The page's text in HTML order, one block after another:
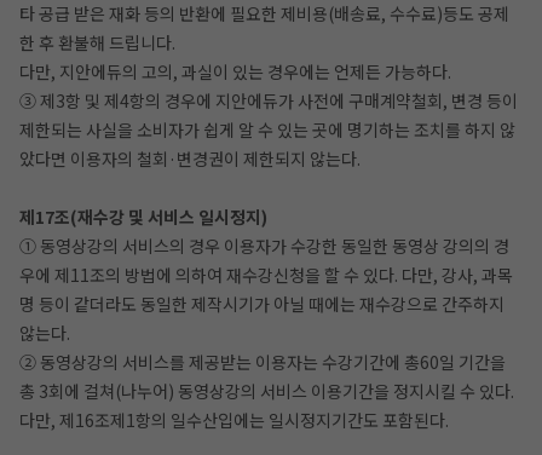
타 공급 받은 재화 등의 반환에 필요한 제비용(배송료, 수수료)등도 공제
한 후 환불해 드립니다.
다만, 지안에듀의 고의, 과실이 있는 경우에는 언제든 가능하다.
③ 제3항 및 제4항의 경우에 지안에듀가 사전에 구매계약철회, 변경 등이
제한되는 사실을 소비자가 쉽게 알 수 있는 곳에 명기하는 조치를 하지 않
았다면 이용자의 철회·변경권이 제한되지 않는다.
제17조(재수강 및 서비스 일시정지)
① 동영상강의 서비스의 경우 이용자가 수강한 동일한 동영상 강의의 경
우에 제11조의 방법에 의하여 재수강신청을 할 수 있다. 다만, 강사, 과목
명 등이 같더라도 동일한 제작시기가 아닐 때에는 재수강으로 간주하지
않는다.
② 동영상강의 서비스를 제공받는 이용자는 수강기간에 총60일 기간을
총 3회에 걸쳐(나누어) 동영상강의 서비스 이용기간을 정지시킬 수 있다.
다만, 제16조제1항의 일수산입에는 일시정지기간도 포함된다.